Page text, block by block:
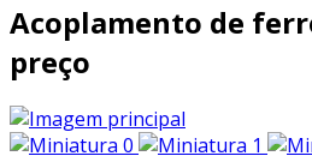
Acoplamento de
preço